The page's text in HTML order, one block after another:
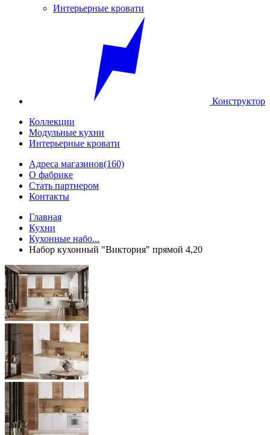
Интерьерные кровати
Конструктор
Коллекции
Модульные кухни
Интерьерные кровати
Адреса магазинов(160)
О фабрике
Стать партнером
Контакты
Главная
Кухни
Кухонные набо...
Набор кухонный "Виктория" прямой 4,20